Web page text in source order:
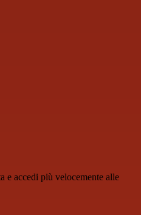
e accedi più velocemente alle